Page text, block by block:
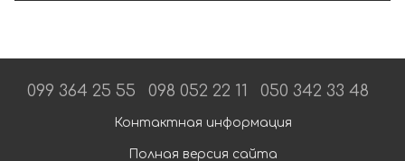
099 364 25 55 098 052 22 11 050 342 33 48
Контактная информация
Полная версия сайта